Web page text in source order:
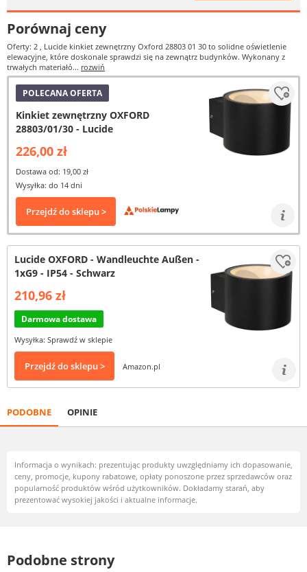
Porównaj ceny
Oferty: 2 , Lucide kinkiet zewnętrzny Oxford 28803 01 30 to solidne oświetlenie
elewacyjne, które doskonale sprawdzi się na zewnątrz budynków. Wykonany z
trwałych materiałó... rozwiń
POLECANA OFERTA
Kinkiet zewnętrzny OXFORD
28803/01/30 - Lucide
226,00 zł
Dostawa od: 19,00 zł
Wysyłka: do 14 dni
Przejdź do sklepu >
Lucide OXFORD - Wandleuchte Außen -
1xG9 - IP54 - Schwarz
210,96 zł
Darmowa dostawa
Wysyłka: Sprawdź w sklepie
Przejdź do sklepu > Amazon.pl
PODOBNE OPINIE
Informacja o wynikach: prezentując produkty uwzględniamy ich dopasowanie,
ceny, promocje, kupony rabatowe, opłaty ponoszone przez sprzedawców oraz
popularność produktów wśród użytkowników. Dokładamy starań, aby
prezentować wysokiej jakości i aktualne informacje.
Podobne strony